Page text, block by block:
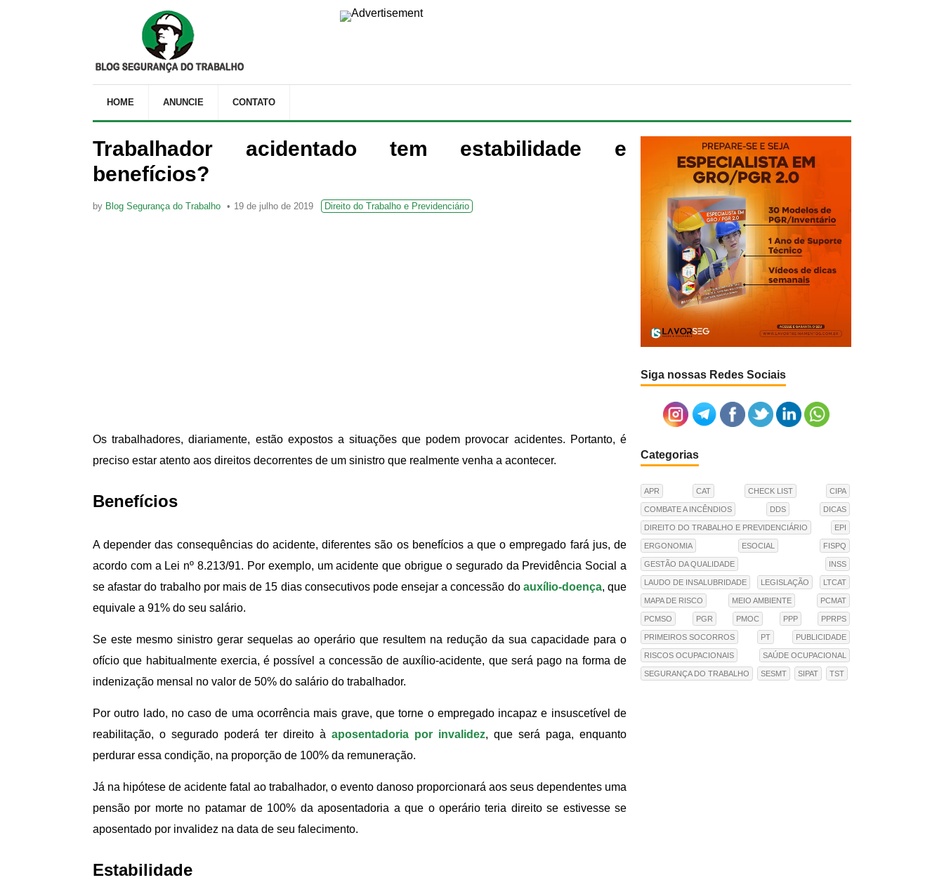
HOME ANUNCIE CONTATO
Trabalhador acidentado tem estabilidade e
benefícios?
by Blog Segurança do Trabalho 19 de julho de 2019 Direito do Trabalho e Previdenciário
Os trabalhadores, diariamente, estão expostos a situações que podem provocar acidentes. Portanto, é
preciso estar atento aos direitos decorrentes de um sinistro que realmente venha a acontecer.
Benefícios
A depender das consequências do acidente, diferentes são os benefícios a que o empregado fará jus, de
acordo com a Lei nº 8.213/91. Por exemplo, um acidente que obrigue o segurado da Previdência Social a
se afastar do trabalho por mais de 15 dias consecutivos pode ensejar a concessão do auxílio-doença, que
equivale a 91% do seu salário.
Se este mesmo sinistro gerar sequelas ao operário que resultem na redução da sua capacidade para o
ofício que habitualmente exercia, é possível a concessão de auxílio-acidente, que será pago na forma de
indenização mensal no valor de 50% do salário do trabalhador.
Por outro lado, no caso de uma ocorrência mais grave, que torne o empregado incapaz e insuscetível de
reabilitação, o segurado poderá ter direito à aposentadoria por invalidez, que será paga, enquanto
perdurar essa condição, na proporção de 100% da remuneração.
Já na hipótese de acidente fatal ao trabalhador, o evento danoso proporcionará aos seus dependentes uma
pensão por morte no patamar de 100% da aposentadoria a que o operário teria direito se estivesse se
aposentado por invalidez na data de seu falecimento.
Estabilidade
Siga nossas Redes Sociais
Categorias
APR CAT CHECK LIST CIPA
COMBATE A INCÊNDIOS DDS DICAS
DIREITO DO TRABALHO E PREVIDENCIÁRIO EPI
ERGONOMIA ESOCIAL FISPQ
GESTÃO DA QUALIDADE INSS
LAUDO DE INSALUBRIDADE LEGISLAÇÃO LTCAT
MAPA DE RISCO MEIO AMBIENTE PCMAT
PCMSO PGR PMOC PPP PPRPS
PRIMEIROS SOCORROS PT PUBLICIDADE
RISCOS OCUPACIONAIS SAÚDE OCUPACIONAL
SEGURANÇA DO TRABALHO SESMT SIPAT TST